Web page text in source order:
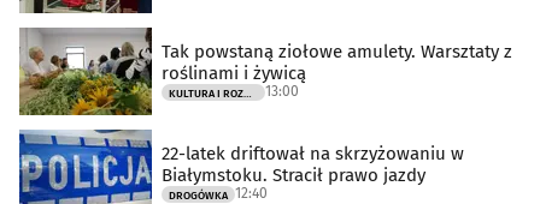
Tak powstaną ziołowe amulety. Warsztaty z
roślinami i żywicą
KULTURA I ROZRYWKA 13:00
22-latek driftował na skrzyżowaniu w
Białymstoku. Stracił prawo jazdy
DROGÓWKA 12:40